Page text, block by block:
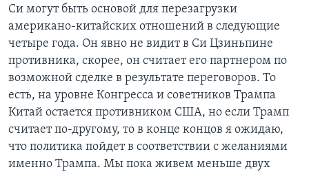
Си могут быть основой для перезагрузки
американо-китайских отношений в следующие
четыре года. Он явно не видит в Си Цзиньпине
противника, скорее, он считает его партнером по
возможной сделке в результате переговоров. То
есть, на уровне Конгресса и советников Трампа
Китай остается противником США, но если Трамп
считает по-другому, то в конце концов я ожидаю,
что политика пойдет в соответствии с желаниями
именно Трампа. Мы пока живем меньше двух